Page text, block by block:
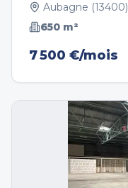
Aubagne (13400)
650 m²
7 500 €/mois